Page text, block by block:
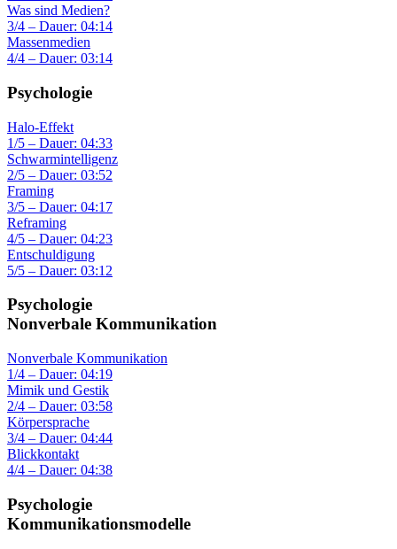
Was sind Medien?
3/4 – Dauer: 04:14
Massenmedien
4/4 – Dauer: 03:14
Psychologie
Halo-Effekt
1/5 – Dauer: 04:33
Schwarmintelligenz
2/5 – Dauer: 03:52
Framing
3/5 – Dauer: 04:17
Reframing
4/5 – Dauer: 04:23
Entschuldigung
5/5 – Dauer: 03:12
Psychologie
Nonverbale Kommunikation
Nonverbale Kommunikation
1/4 – Dauer: 04:19
Mimik und Gestik
2/4 – Dauer: 03:58
Körpersprache
3/4 – Dauer: 04:44
Blickkontakt
4/4 – Dauer: 04:38
Psychologie
Kommunikationsmodelle